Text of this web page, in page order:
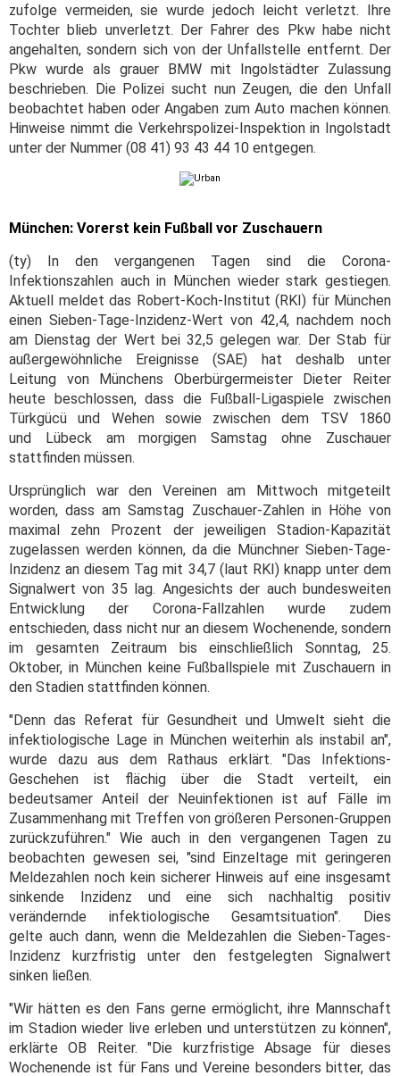
zufolge vermeiden, sie wurde jedoch leicht verletzt. Ihre
Tochter blieb unverletzt. Der Fahrer des Pkw habe nicht
angehalten, sondern sich von der Unfallstelle entfernt. Der
Pkw wurde als grauer BMW mit Ingolstädter Zulassung
beschrieben. Die Polizei sucht nun Zeugen, die den Unfall
beobachtet haben oder Angaben zum Auto machen können.
Hinweise nimmt die Verkehrspolizei-Inspektion in Ingolstadt
unter der Nummer (08 41) 93 43 44 10 entgegen.
München: Vorerst kein Fußball vor Zuschauern
(ty) In den vergangenen Tagen sind die Corona-
Infektionszahlen auch in München wieder stark gestiegen.
Aktuell meldet das Robert-Koch-Institut (RKI) für München
einen Sieben-Tage-Inzidenz-Wert von 42,4, nachdem noch
am Dienstag der Wert bei 32,5 gelegen war. Der Stab für
außergewöhnliche Ereignisse (SAE) hat deshalb unter
Leitung von Münchens Oberbürgermeister Dieter Reiter
heute beschlossen, dass die Fußball-Ligaspiele zwischen
Türkgücü und Wehen sowie zwischen dem TSV 1860
und Lübeck am morgigen Samstag ohne Zuschauer
stattfinden müssen.
Ursprünglich war den Vereinen am Mittwoch mitgeteilt
worden, dass am Samstag Zuschauer-Zahlen in Höhe von
maximal zehn Prozent der jeweiligen Stadion-Kapazität
zugelassen werden können, da die Münchner Sieben-Tage-
Inzidenz an diesem Tag mit 34,7 (laut RKI) knapp unter dem
Signalwert von 35 lag. Angesichts der auch bundesweiten
Entwicklung der Corona-Fallzahlen wurde zudem
entschieden, dass nicht nur an diesem Wochenende, sondern
im gesamten Zeitraum bis einschließlich Sonntag, 25.
Oktober, in München keine Fußballspiele mit Zuschauern in
den Stadien stattfinden können.
"Denn das Referat für Gesundheit und Umwelt sieht die
infektiologische Lage in München weiterhin als instabil an",
wurde dazu aus dem Rathaus erklärt. "Das Infektions-
Geschehen ist flächig über die Stadt verteilt, ein
bedeutsamer Anteil der Neuinfektionen ist auf Fälle im
Zusammenhang mit Treffen von größeren Personen-Gruppen
zurückzuführen." Wie auch in den vergangenen Tagen zu
beobachten gewesen sei, "sind Einzeltage mit geringeren
Meldezahlen noch kein sicherer Hinweis auf eine insgesamt
sinkende Inzidenz und eine sich nachhaltig positiv
verändernde infektiologische Gesamtsituation". Dies
gelte auch dann, wenn die Meldezahlen die Sieben-Tages-
Inzidenz kurzfristig unter den festgelegten Signalwert
sinken ließen.
"Wir hätten es den Fans gerne ermöglicht, ihre Mannschaft
im Stadion wieder live erleben und unterstützen zu können",
erklärte OB Reiter. "Die kurzfristige Absage für dieses
Wochenende ist für Fans und Vereine besonders bitter, das